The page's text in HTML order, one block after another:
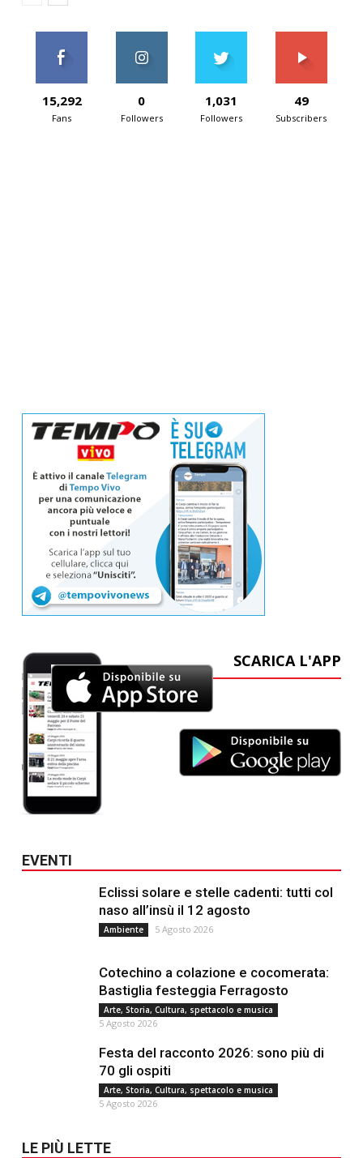
15,292
Fans
0
Followers
1,031
Followers
49
Subscribers
SCARICA L'APP
EVENTI
Eclissi solare e stelle cadenti: tutti col
naso all’insù il 12 agosto
Ambiente 5 Agosto 2026
Cotechino a colazione e cocomerata:
Bastiglia festeggia Ferragosto
Arte, Storia, Cultura, spettacolo e musica
5 Agosto 2026
Festa del racconto 2026: sono più di
70 gli ospiti
Arte, Storia, Cultura, spettacolo e musica
5 Agosto 2026
LE PIÙ LETTE